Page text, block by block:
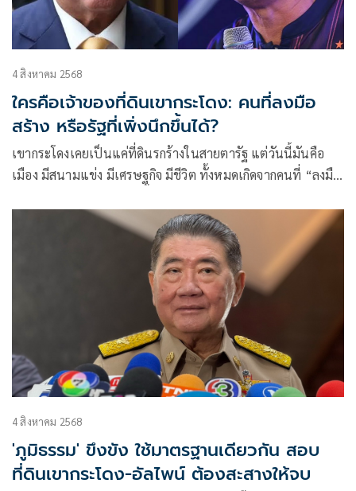
4 สิงหาคม 2568
ใครคือเจ้าของที่ดินเขากระโดง: คนที่ลงมือ
สร้าง หรือรัฐที่เพิ่งนึกขึ้นได้?
เขากระโดงเคยเป็นแค่ที่ดินรกร้างในสายตารัฐ แต่วันนี้มันคือ
เมือง มีสนามแข่ง มีเศรษฐกิจ มีชีวิต ทั้งหมดเกิดจากคนที่ “ลงมือ
จึงไม่ใช่แค่ทวงสิทธิ แต่คือการรื้อเมือง ด้วยเอกสารที่ล่าช้ากว่า
4 สิงหาคม 2568
'ภูมิธรรม' ขึงขัง ใช้มาตรฐานเดียวกัน สอบ
ที่ดินเขากระโดง-อัลไพน์ ต้องสะสางให้จบ